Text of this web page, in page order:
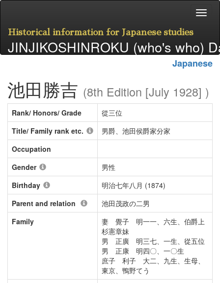
Historical information for Japanese studies
JINJIKOSHINROKU (who's who)
Japanese
池田勝吉 (8th Edition [July 1928] )
Rank/ Honors/ Grade
從三位
Title/ Family rank etc.
男爵、池田侯爵家分家
Occupation
Gender
男性
Birthday
明治七年八月 (1874)
Parent and relation
池田茂政の二男
Family
妻 覺子 明一一、六生、伯爵上
杉憲章妹
男 正廣 明三七、一生、從五位
男 正康 明四〇、一〇生
庶子 利子 大二、九生、生母、
東京、鴨野てう